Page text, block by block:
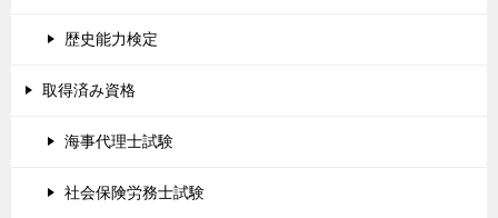
歴史能力検定
取得済み資格
海事代理士試験
社会保険労務士試験